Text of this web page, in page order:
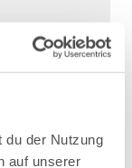
du der Nutzung
auf unserer